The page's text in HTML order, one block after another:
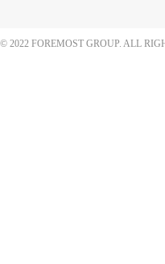
© 2022 FOREMOST GROUP. ALL